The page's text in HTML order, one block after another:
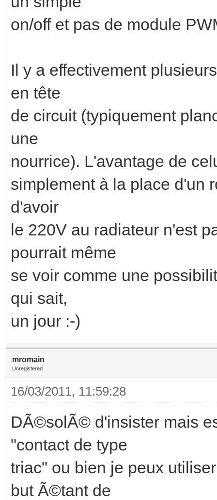
on/off et pas de module
Il y a effectivement
en tête
de circuit (typiquement
une
nourrice). L'avantage de
simplement à la place d'un
d'avoir
le 220V au radiateur n'est
pourrait même
se voir comme une
qui sait,
un jour :-)
mromain
Unregistered
16/03/2011, 11:59:28
DÃ©solÃ© d'insister mais
"contact de type
triac" ou bien je peux
but Ã©tant de